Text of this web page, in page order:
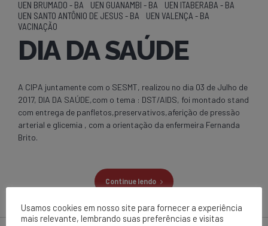
UEN BRUMADO - BA
UEN GUANAMBI - BA
UEN ITABERABA - BA
UEN SANTO ANTÔNIO DE JESUS - BA
UEN VALENÇA - BA
VACINAÇÃO
DIA DA SAÚDE
A CIPA juntamente com o SESMT, realizou no dia 03 de Julho de
2017, DIA DA SAÚDE,com o tema : DST/AIDS, foi montado stand
com entrega de panfletos,preservativos,aferição de pressão
arterial e glicemia , com a orientação da enfermeira Fernanda
Brito.
Continue lendo
Usamos cookies em nosso site para fornecer a experiência
mais relevante, lembrando suas preferências e visitas